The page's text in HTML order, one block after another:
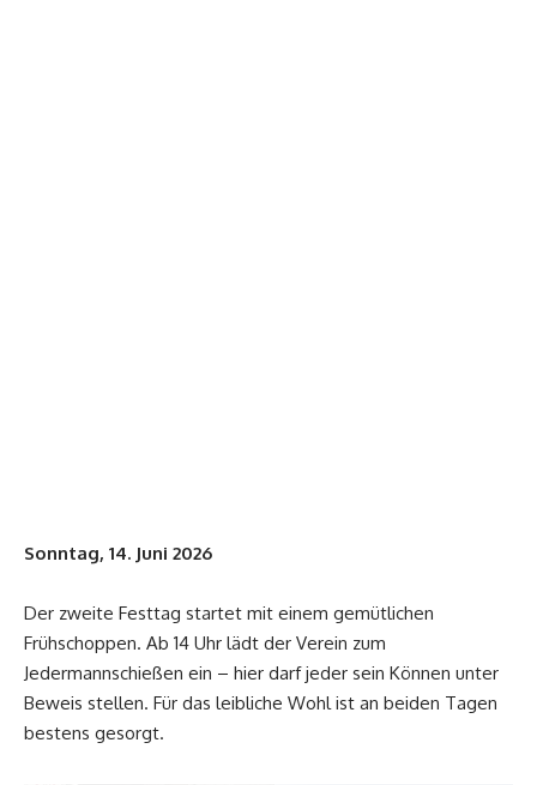
Sonntag, 14. Juni 2026
Der zweite Festtag startet mit einem gemütlichen
Frühschoppen. Ab 14 Uhr lädt der Verein zum
Jedermannschießen ein – hier darf jeder sein Können unter
Beweis stellen. Für das leibliche Wohl ist an beiden Tagen
bestens gesorgt.